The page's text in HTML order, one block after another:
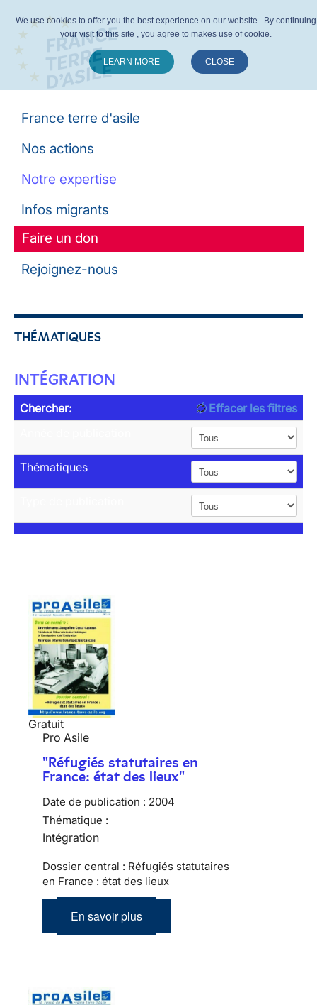
France terre d'asile
Nos actions
Notre expertise
Infos migrants
Faire un don
Rejoignez-nous
THÉMATIQUES
INTÉGRATION
Chercher:
Effacer les filtres
Thématiques
Gratuit
Pro Asile
"Réfugiés statutaires en
France: état des lieux"
Date de publication : 2004
Thématique :
Intégration
Dossier central : Réfugiés statutaires
en France : état des lieux
En savoir plus
We use cookies to offer you the best experience on our website . By continuing
your visit to this site , you agree to makes use of cookie.
LEARN MORE CLOSE